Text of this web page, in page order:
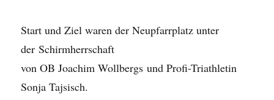
Start und Ziel waren der Neupfarrplatz unter
der Schirmherrschaft
von OB Joachim Wollbergs und Profi-Triathletin
Sonja Tajsisch.